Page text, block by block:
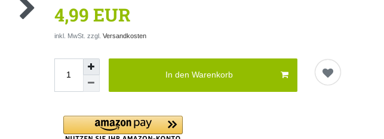
4,99 EUR
inkl. MwSt. zzgl. Versandkosten
In den Warenkorb